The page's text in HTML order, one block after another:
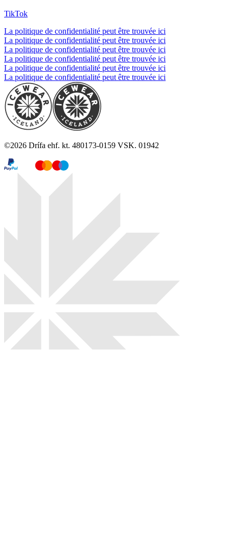
TikTok
La politique de confidentialité peut être trouvée ici
La politique de confidentialité peut être trouvée ici
La politique de confidentialité peut être trouvée ici
La politique de confidentialité peut être trouvée ici
La politique de confidentialité peut être trouvée ici
La politique de confidentialité peut être trouvée ici
©2026 Drífa ehf. kt. 480173-0159 VSK. 01942